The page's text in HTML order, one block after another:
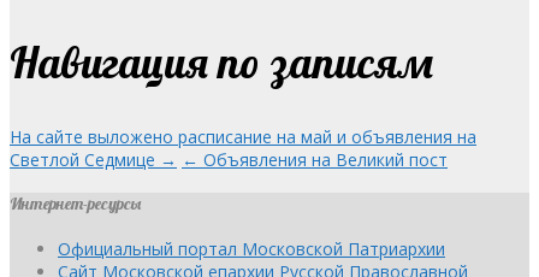
Навигация по записям
На сайте выложено расписание на май и объявления на
Светлой Седмице → ← Объявления на Великий пост
Интернет-ресурсы
Официальный портал Московской Патриархии
Сайт Московской епархии Русской Православной